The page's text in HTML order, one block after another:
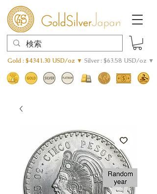
Gold : $4341.30 USD/oz ▼ Silver : $63.58 USD/oz ▼